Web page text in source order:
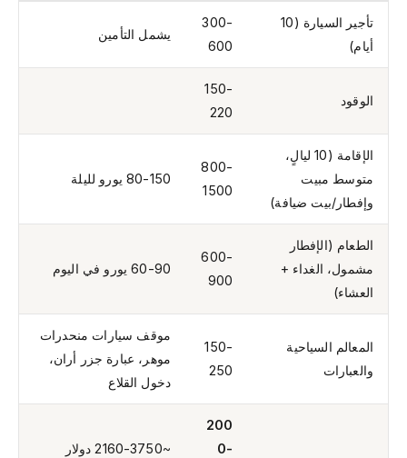
تأجير السيارة (10
أيام)
300-
600
يشمل التأمين
الوقود
150-
220
الإقامة (10 ليالٍ،
متوسط مبيت
وإفطار/بيت ضيافة)
800-
1500
80-150 يورو لليلة
الطعام (الإفطار
مشمول، الغداء +
العشاء)
600-
900
60-90 يورو في اليوم
المعالم السياحية
والعبارات
150-
250
موقف سيارات منحدرات
موهر، عبارة جزر أران،
دخول القلاع
200
0-
~2160-3750 دولار